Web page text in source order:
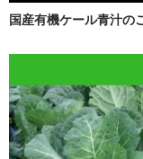
国産有機ケール青汁の